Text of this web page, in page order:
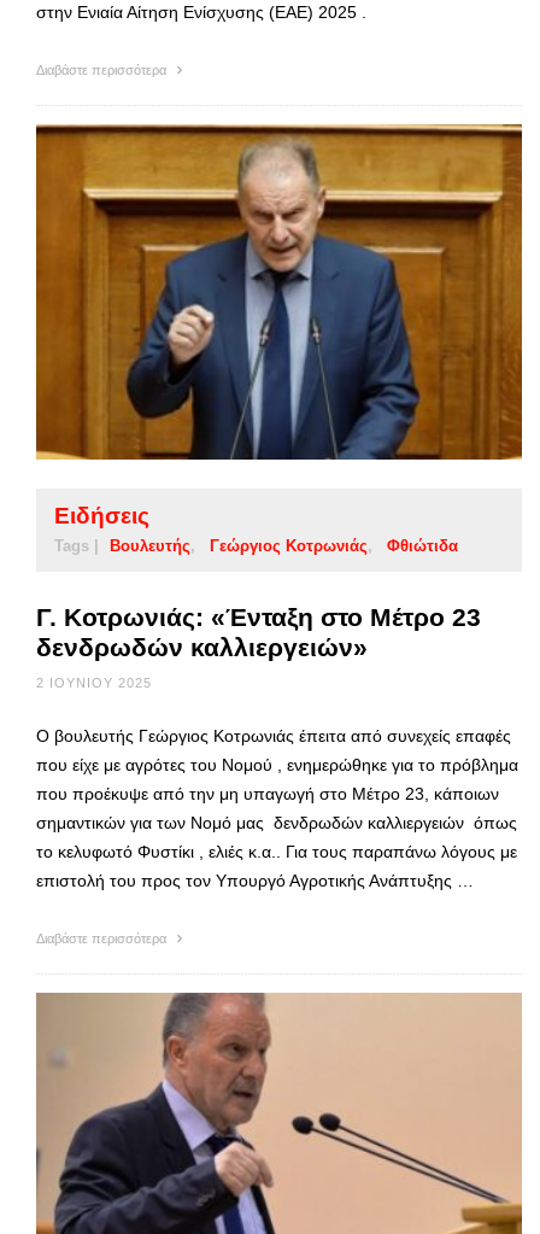
στην Ενιαία Αίτηση Ενίσχυσης (ΕΑΕ) 2025 .
Διαβάστε περισσότερα
Ειδήσεις
Tags | Βουλευτής Γεώργιος Κοτρωνιάς Φθιώτιδα
Γ. Κοτρωνιάς: «Ένταξη στο Μέτρο 23
δενδρωδών καλλιεργειών»
2 ΙΟΥΝΊΟΥ 2025
Ο βουλευτής Γεώργιος Κοτρωνιάς έπειτα από συνεχείς επαφές
που είχε με αγρότες του Νομού , ενημερώθηκε για το πρόβλημα
που προέκυψε από την μη υπαγωγή στο Μέτρο 23, κάποιων
σημαντικών για των Νομό μας δενδρωδών καλλιεργειών όπως
το κελυφωτό Φυστίκι , ελιές κ.α.. Για τους παραπάνω λόγους με
επιστολή του προς τον Υπουργό Αγροτικής Ανάπτυξης …
Διαβάστε περισσότερα